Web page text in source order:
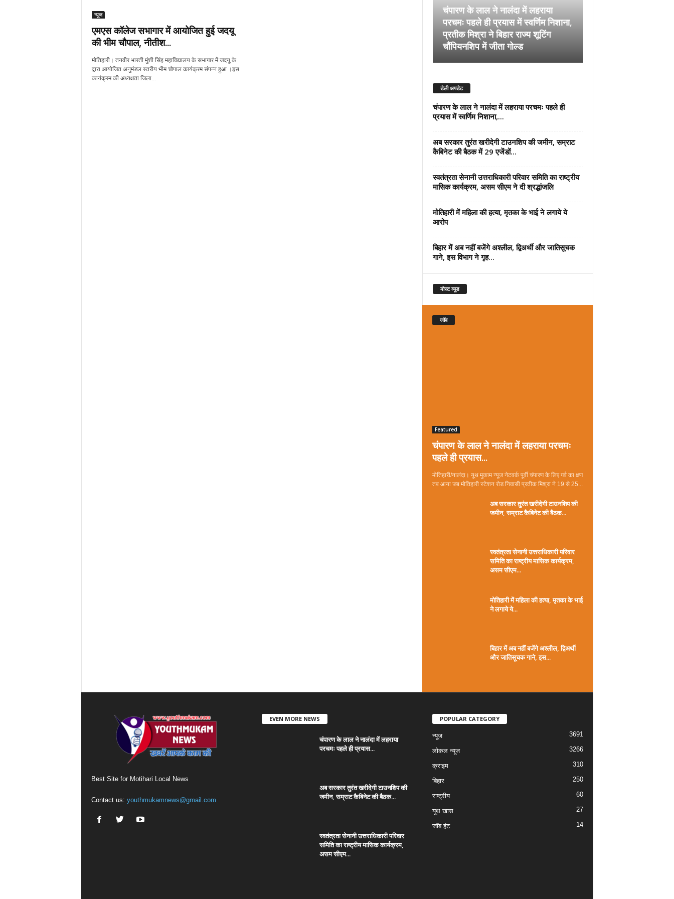
न्यूज
एमएस कॉलेज सभागार में आयोजित हुई जदयू
की भीम चौपाल, नीतीश...
मोतिहारी। तनवीर भारती मुंशी सिंह महाविद्यालय के सभागार में जदयू के
द्वारा आयोजित अनुमंडल स्तरीय भीम चौपाल कार्यक्रम संपन्न हुआ ।इस
कार्यक्रम की अध्यक्षता जिला...
चंपारण के लाल ने नालंदा में लहराया
परचमः पहले ही प्रयास में स्वर्णिम निशाना,
प्रतीक मिश्रा ने बिहार राज्य शूटिंग
चौंपियनशिप में जीता गोल्ड
डेली अपडेट
चंपारण के लाल ने नालंदा में लहराया परचमः पहले ही
प्रयास में स्वर्णिम निशाना,...
अब सरकार तुरंत खरीदेगी टाउनशिप की जमीन, सम्राट
कैबिनेट की बैठक में 29 एजेंडों...
स्वतंत्रता सेनानी उत्तराधिकारी परिवार समिति का राष्ट्रीय
मासिक कार्यक्रम, असम सीएम ने दी श्रद्धांजलि
मोतिहारी में महिला की हत्या, मृतका के भाई ने लगाये ये
आरोप
बिहार में अब नहीं बजेंगे अश्लील, द्विअर्थी और जातिसूचक
गाने, इस विभाग ने गृह...
मोस्ट व्यूड
जॉब
Featured
चंपारण के लाल ने नालंदा में लहराया परचमः
पहले ही प्रयास...
मोतिहारी/नालंदा। यूथ मुकाम न्यूज नेटवर्क पूर्वी चंपारण के लिए गर्व का क्षण
तब आया जब मोतिहारी स्टेशन रोड निवासी प्रतीक मिश्रा ने 19 से 25...
अब सरकार तुरंत खरीदेगी टाउनशिप की
जमीन, सम्राट कैबिनेट की बैठक...
स्वतंत्रता सेनानी उत्तराधिकारी परिवार
समिति का राष्ट्रीय मासिक कार्यक्रम,
असम सीएम...
मोतिहारी में महिला की हत्या, मृतका के भाई
ने लगाये ये...
बिहार में अब नहीं बजेंगे अश्लील, द्विअर्थी
और जातिसूचक गाने, इस...
Best Site for Motihari Local News
Contact us: youthmukamnews@gmail.com
EVEN MORE NEWS
चंपारण के लाल ने नालंदा में लहराया
परचमः पहले ही प्रयास...
अब सरकार तुरंत खरीदेगी टाउनशिप की
जमीन, सम्राट कैबिनेट की बैठक...
स्वतंत्रता सेनानी उत्तराधिकारी परिवार
समिति का राष्ट्रीय मासिक कार्यक्रम,
असम सीएम...
POPULAR CATEGORY
न्यूज 3691
लोकल न्यूज 3266
क्राइम 310
बिहार 250
राष्ट्रीय 60
यूथ खास 27
जॉब हंट 14